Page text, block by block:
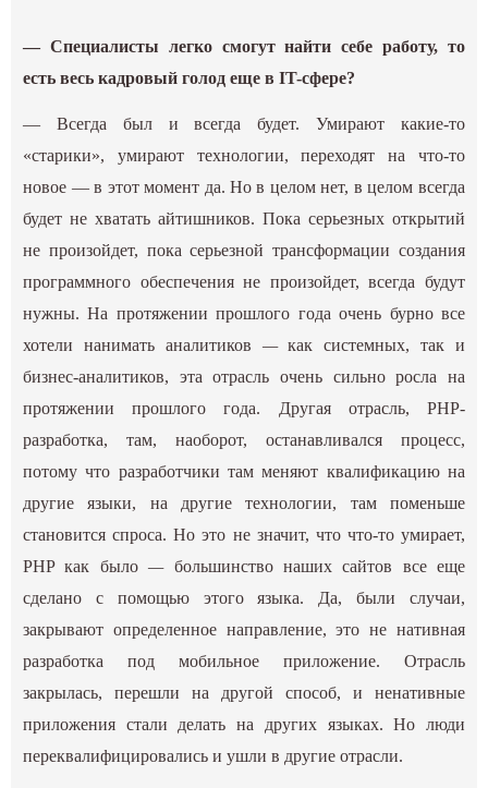
— Специалисты легко смогут найти себе работу, то
есть весь кадровый голод еще в IT-сфере?
— Всегда был и всегда будет. Умирают какие-то
«старики», умирают технологии, переходят на что-то
новое — в этот момент да. Но в целом нет, в целом всегда
будет не хватать айтишников. Пока серьезных открытий
не произойдет, пока серьезной трансформации создания
программного обеспечения не произойдет, всегда будут
нужны. На протяжении прошлого года очень бурно все
хотели нанимать аналитиков —как системных, так и
бизнес-аналитиков, эта отрасль очень сильно росла на
протяжении прошлого года. Другая отрасль, PHP-
разработка, там, наоборот, останавливался процесс,
потому что разработчики там меняют квалификацию на
другие языки, на другие технологии, там поменьше
становится спроса. Но это не значит, что что-то умирает,
PHP как было— большинство наших сайтов все еще
сделано с помощью этого языка. Да, были случаи,
закрывают определенное направление, это не нативная
разработка под мобильное приложение. Отрасль
закрылась, перешли на другой способ, и ненативные
приложения стали делать на других языках. Но люди
переквалифицировались и ушли в другие отрасли.